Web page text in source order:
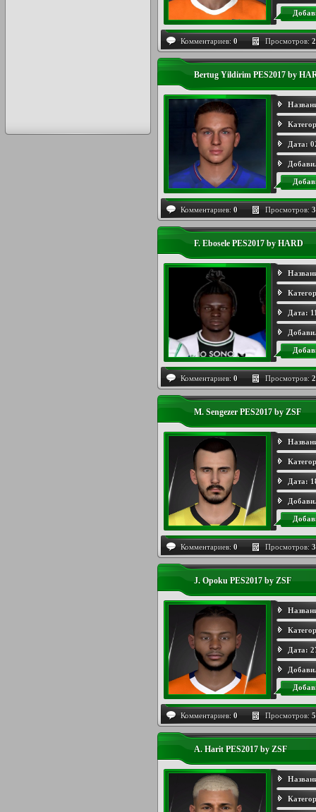
Комментариев: 0 Просмотров:
Bertug Yildirim PES2017 by
Дата:
Комментариев: 0 Просмотров:
F. Ebosele PES2017 by HARD
Дата:
Комментариев: 0 Просмотров:
M. Sengezer PES2017 by ZSF
Дата:
Комментариев: 0 Просмотров:
J. Opoku PES2017 by ZSF
Дата:
Комментариев: 0 Просмотров:
A. Harit PES2017 by ZSF